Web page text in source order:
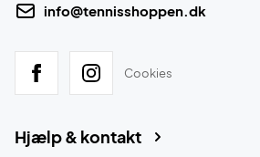
info@tennisshoppen.dk
Cookies
Hjælp & kontakt